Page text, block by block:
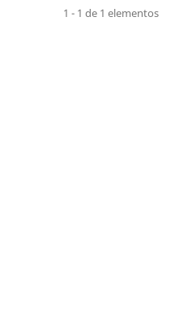
1 - 1 de 1 elementos